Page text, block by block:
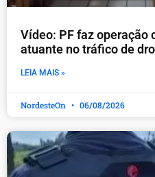
Vídeo: PF faz operação
atuante no tráfico de
LEIA MAIS »
NordesteOn 06/08/2026